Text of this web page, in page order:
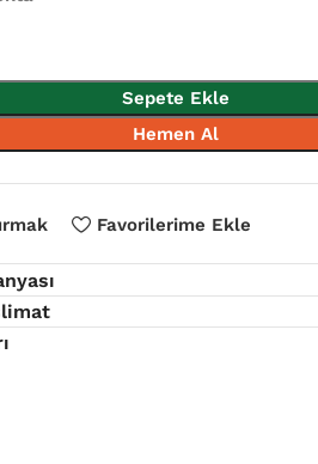
Sepete Ekle
Hemen Al
Favorilerime Ekle